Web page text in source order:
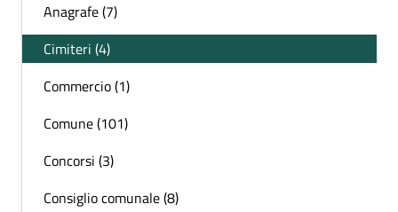
Anagrafe (7)
Cimiteri (4)
Commercio (1)
Comune (101)
Concorsi (3)
Consiglio comunale (8)